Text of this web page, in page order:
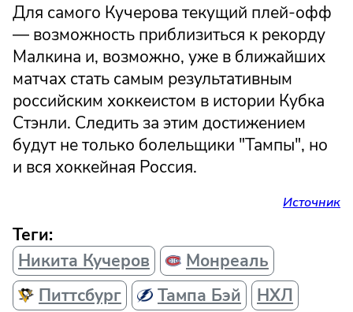
Для самого Кучерова текущий плей-офф
— возможность приблизиться к рекорду
Малкина и, возможно, уже в ближайших
матчах стать самым результативным
российским хоккеистом в истории Кубка
Стэнли. Следить за этим достижением
будут не только болельщики "Тампы", но
и вся хоккейная Россия.
Источник
Теги:
Никита Кучеров
Монреаль
Питтсбург
Тампа Бэй
НХЛ